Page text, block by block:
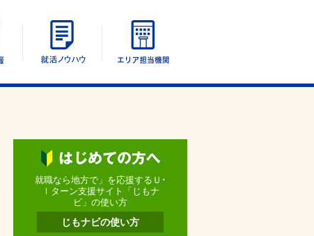
エリア別情報 UIターン就活ノウハウ
就職なら地方で」を応援するＵ･
Ｉターン支援サイト「じもナ
ビ」の使い方
じもナビの使い方